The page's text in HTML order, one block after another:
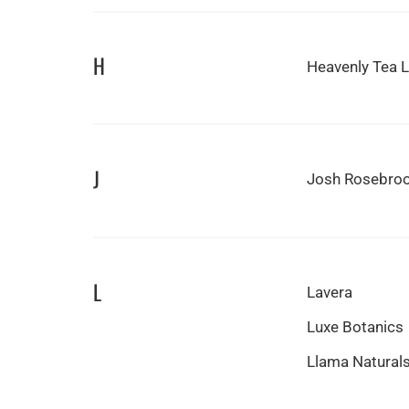
H Heavenly Tea
J Josh
L
Lavera
Luxe Botanics
Llama Naturals